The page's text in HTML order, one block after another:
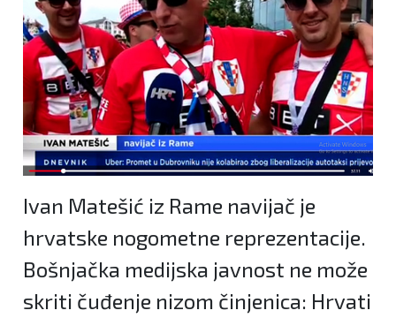
Ivan Matešić iz Rame navijač je
hrvatske nogometne reprezentacije.
Bošnjačka medijska javnost ne može
skriti čuđenje nizom činjenica: Hrvati